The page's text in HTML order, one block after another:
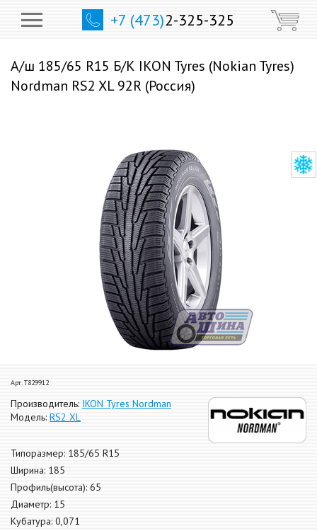
+7 (473)2-325-325
А/ш 185/65 R15 Б/К IKON Tyres (Nokian Tyres)
Nordman RS2 XL 92R (Россия)
Арт. T829912
Производитель: IKON Tyres Nordman
Модель: RS2 XL
Типоразмер: 185/65 R15
Ширина: 185
Профиль(высота): 65
Диаметр: 15
Кубатура: 0,071